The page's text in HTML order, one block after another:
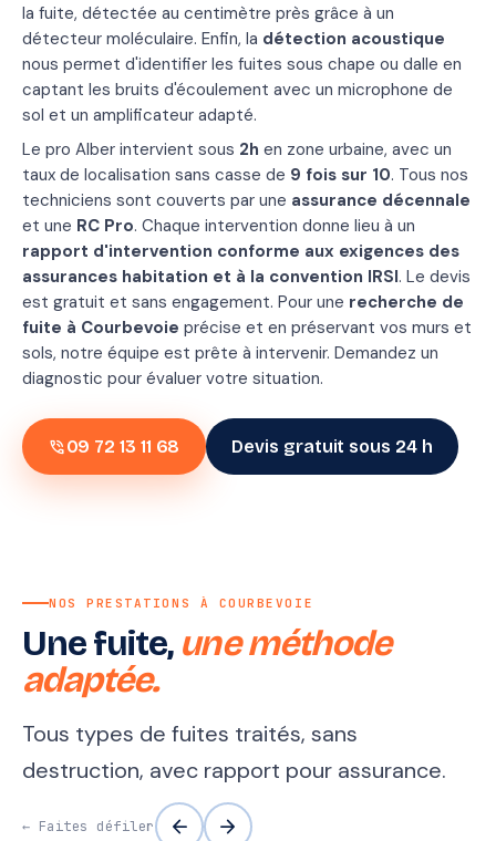
la fuite, détectée au centimètre près grâce à un
détecteur moléculaire. Enfin, la détection acoustique
nous permet d'identifier les fuites sous chape ou dalle en
captant les bruits d'écoulement avec un microphone de
sol et un amplificateur adapté.
Le pro Alber intervient sous 2h en zone urbaine, avec un
taux de localisation sans casse de 9 fois sur 10. Tous nos
techniciens sont couverts par une assurance décennale
et une RC Pro. Chaque intervention donne lieu à un
rapport d'intervention conforme aux exigences des
assurances habitation et à la convention IRSI. Le devis
est gratuit et sans engagement. Pour une recherche de
fuite à Courbevoie précise et en préservant vos murs et
sols, notre équipe est prête à intervenir. Demandez un
diagnostic pour évaluer votre situation.
phone_in_talk09 72 13 11 68 Devis gratuit sous 24 h
NOS PRESTATIONS À COURBEVOIE
Une fuite, une méthode
adaptée.
Tous types de fuites traités, sans
destruction, avec rapport pour assurance.
← Faites défiler arrow_back arrow_forward